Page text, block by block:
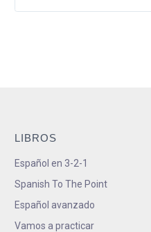
LIBROS
Español en 3-2-1
Spanish To The Point
Español avanzado
Vamos a practicar